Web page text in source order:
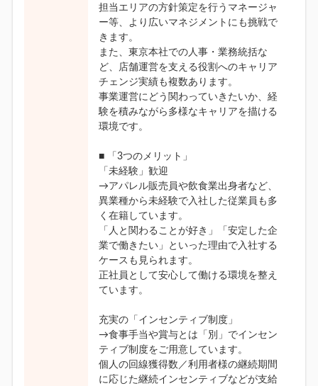
担当エリアの方針策定を行うマネージャ
ー等、より広いマネジメントにも挑戦で
きます。
また、東京本社での人事・業務統括な
ど、店舗運営を支える役割へのキャリア
チェンジ実績も複数あります。
事業運営にどう関わっていきたいか、経
験を積みながら多様なキャリアを描ける
環境です。
■ 「3つのメリット」
「未経験」歓迎
→アパレル販売員や飲食業出身者など、
異業種から未経験で入社した従業員も多
く在籍しています。
「人と関わることが好き」「安定した企
業で働きたい」といった理由で入社する
ケースも見られます。
正社員として安心して働ける環境を整え
ています。
充実の「インセンティブ制度」
→食事手当や賞与とは「別」でインセン
ティブ制度をご用意しています。
個人の回線獲得数／利用者様の継続期間
に応じた継続インセンティブなどが支給